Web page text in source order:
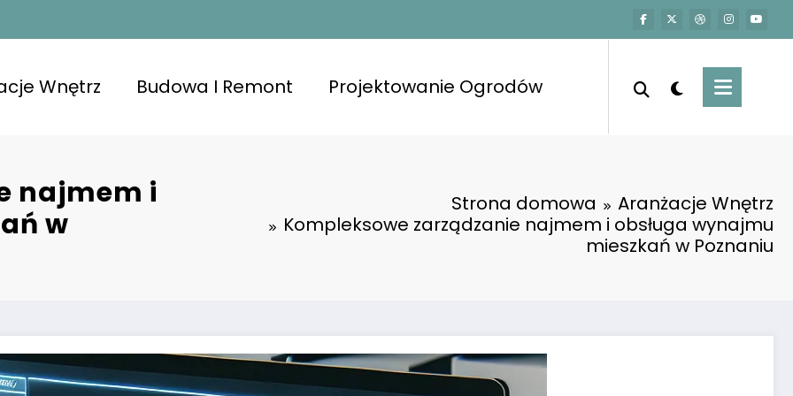
Wnętrz Budowa I Remont Projektowanie Ogrodów
najmem i
w
Strona domowa
Aranżacje Wnętrz
Kompleksowe zarządzanie najmem i obsługa wynajmu
mieszkań w Poznaniu